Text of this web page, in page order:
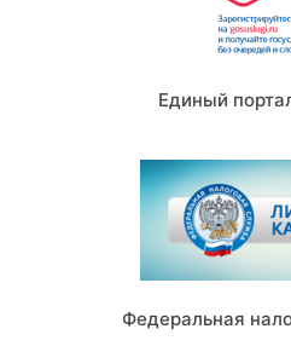
Единый
Федеральная